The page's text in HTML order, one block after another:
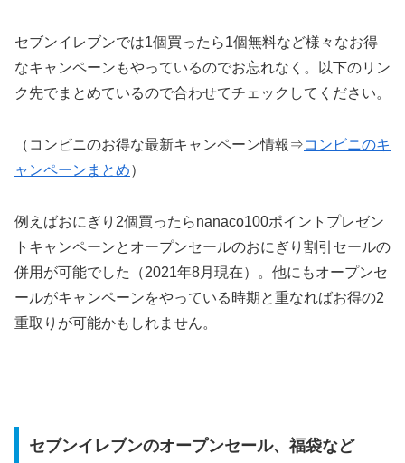
セブンイレブンでは1個買ったら1個無料など様々なお得
なキャンペーンもやっているのでお忘れなく。以下のリン
ク先でまとめているので合わせてチェックしてください。
（コンビニのお得な最新キャンペーン情報⇒コンビニのキ
ャンペーンまとめ）
例えばおにぎり2個買ったらnanaco100ポイントプレゼン
トキャンペーンとオープンセールのおにぎり割引セールの
併用が可能でした（2021年8月現在）。他にもオープンセ
ールがキャンペーンをやっている時期と重なればお得の2
重取りが可能かもしれません。
セブンイレブンのオープンセール、福袋など